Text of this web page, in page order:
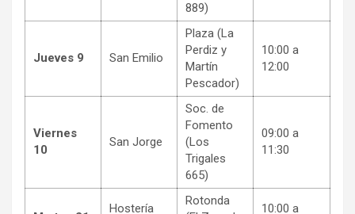
889)
Jueves 9 San Emilio
Plaza (La
Perdiz y
Martín
Pescador)
10:00 a
12:00
Viernes
10
San Jorge
Soc. de
Fomento
(Los
Trigales
665)
09:00 a
11:30
Hostería
Rotonda
10:00 a